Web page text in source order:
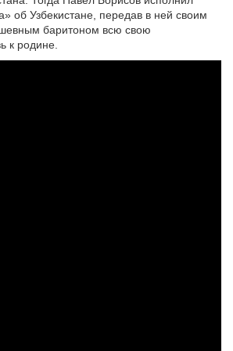
об Узбекистане, передав в ней своим
баритоном всю свою
к родине.